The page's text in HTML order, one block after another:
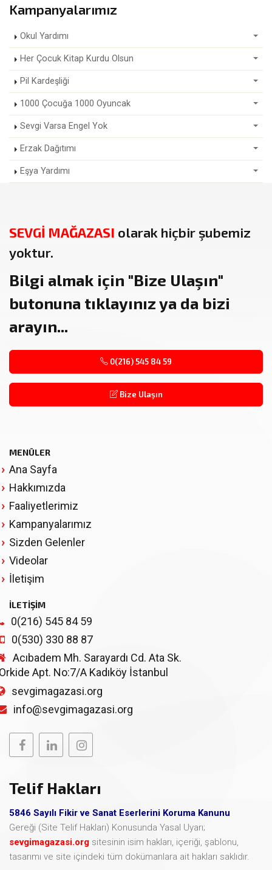
Kampanyalarımız
Okul Yardımı
Her Çocuk Kitap Kurdu Olsun
Pil Kardeşliği
1000 Çocuğa 1000 Oyuncak
Sevgi Varsa Engel Yok
Erzak Dağıtımı
Eşya Yardımı
SEVGİ MAĞAZASI olarak hiçbir şubemiz
yoktur.
Bilgi almak için "Bize Ulaşın"
butonuna tıklayınız ya da bizi
arayın...
0(216) 545 84 59
Bize Ulaşın
MENÜLER
Ana Sayfa
Hakkımızda
Faaliyetlerimiz
Kampanyalarımız
Sizden Gelenler
Videolar
İletişim
İLETİŞİM
0(216) 545 84 59
0(530) 330 88 87
Acıbadem Mh. Sarayardı Cd. Ata Sk.
Apt. No:7/A Kadıköy İstanbul
sevgimagazasi.org
info@sevgimagazasi.org
Telif Hakları
5846 Sayılı Fikir ve Sanat Eserlerini Koruma Kanunu
Gereği (Site Telif Hakları) Konusunda Yasal Uyarı;
sevgimagazasi.org sitesinin isim hakları, içeriği, şablonu,
tasarımı ve site içindeki tüm dokümanlara ait hakları saklıdır.